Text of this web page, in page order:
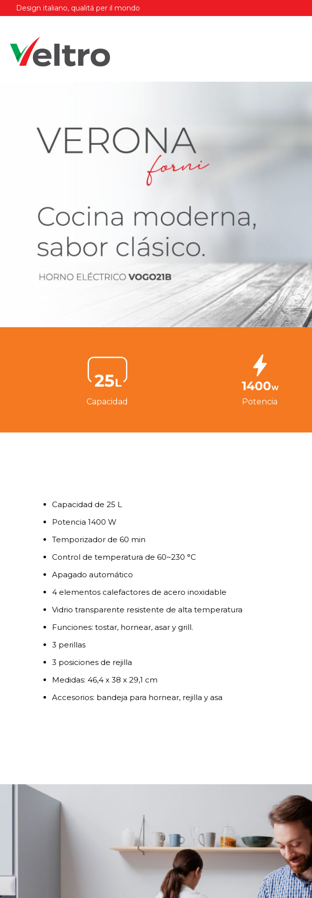
Design italiano, qualitá per il mondo
Capacidad Potencia
Capacidad de 25 L
Potencia 1400 W
Temporizador de 60 min
Control de temperatura de 60~230 °C
Apagado automático
4 elementos calefactores de acero inoxidable
Vidrio transparente resistente de alta temperatura
Funciones: tostar, hornear, asar y grill.
3 perillas
3 posiciones de rejilla
Medidas: 46,4 x 38 x 29,1 cm
Accesorios: bandeja para hornear, rejilla y asa